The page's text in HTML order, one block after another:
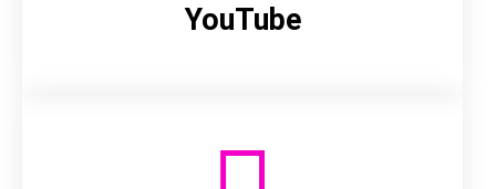
YouTube